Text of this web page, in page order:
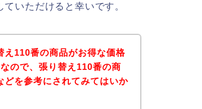
いただけると幸いです。
え110番の商品がお得な価格
ので、張り替え110番の商
どを参考にされてみてはいか